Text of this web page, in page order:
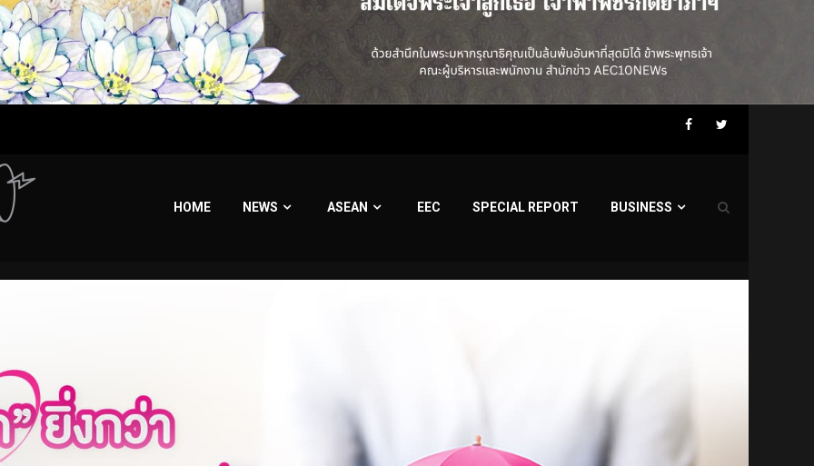
Facebook
Twitter
HOME NEWS ASEAN EEC SPECIAL REPORT BUSINESS